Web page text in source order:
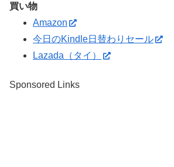
買い物
Amazon
今日のKindle日替わりセール
Lazada（タイ）
Sponsored Links